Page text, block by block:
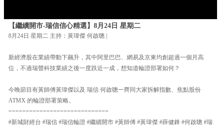
【繼續開市-瑞信信心精選】8月24日 星期二
8月24日 星期二 主持：黃瑋傑 何啟聰 |
新經濟股在業績帶動下飆升，其中阿里巴巴、網易及京東均創超過一個月高
位，不過瑞聲科技業績之後一度跌近一成，想知道輪證部署如何？
今晚節目有黃師傅黃瑋傑以及 瑞信 何啟聰一齊同大家拆解指數、焦點股份
ATMX 的輪證部署策略。
=============================
#新城財經台 #瑞信 #瑞信輪證 #繼續開市 #黃師傅 #黃瑋傑 #薛健鋒 #何啟聰 #瑞